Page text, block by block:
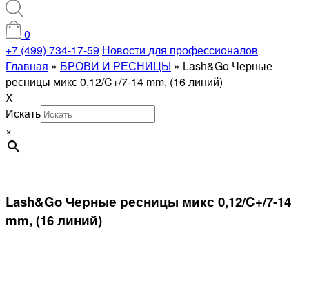
0
+7 (499) 734-17-59 Новости для профессионалов
Главная » БРОВИ И РЕСНИЦЫ » Lash&Go Черные
ресницы микс 0,12/C+/7-14 mm, (16 линий)
X
Искать
×
Lash&Go Черные ресницы микс 0,12/C+/7-14
mm, (16 линий)